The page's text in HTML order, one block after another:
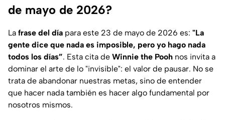
de mayo de 2026?
La frase del día para este 23 de mayo de 2026 es: "La
gente dice que nada es imposible, pero yo hago nada
todos los días”. Esta cita de Winnie the Pooh nos invita a
dominar el arte de lo "invisible": el valor de pausar. No se
trata de abandonar nuestras metas, sino de entender
que hacer nada también es hacer algo fundamental por
nosotros mismos.